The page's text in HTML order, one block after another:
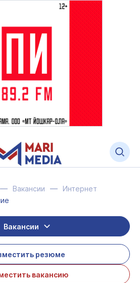
Вакансии
Интернет
резюме
вакансию
Вакансии